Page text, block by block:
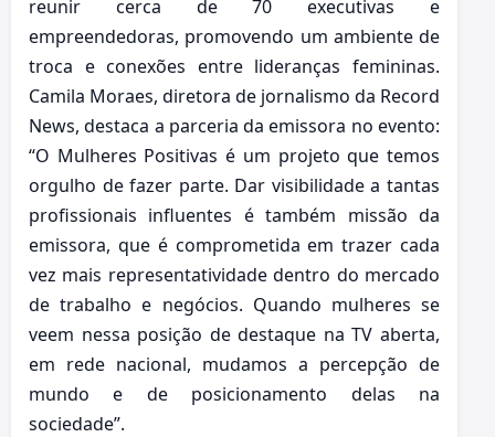
reunir cerca de 70 executivas e
empreendedoras, promovendo um ambiente de
troca e conexões entre lideranças femininas.
Camila Moraes, diretora de jornalismo da Record
News, destaca a parceria da emissora no evento:
“O Mulheres Positivas é um projeto que temos
orgulho de fazer parte. Dar visibilidade a tantas
profissionais influentes é também missão da
emissora, que é comprometida em trazer cada
vez mais representatividade dentro do mercado
de trabalho e negócios. Quando mulheres se
veem nessa posição de destaque na TV aberta,
em rede nacional, mudamos a percepção de
mundo e de posicionamento delas na
sociedade”.